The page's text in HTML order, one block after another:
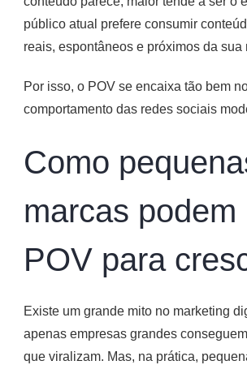
público atual prefere consumir
reais, espontâneos e próximos da sua
Por isso, o POV se encaixa tão bem
comportamento das redes sociais
Como
marcas podem
POV para
Existe um grande mito no marketing
apenas empresas grandes
que viralizam. Mas, na prática,